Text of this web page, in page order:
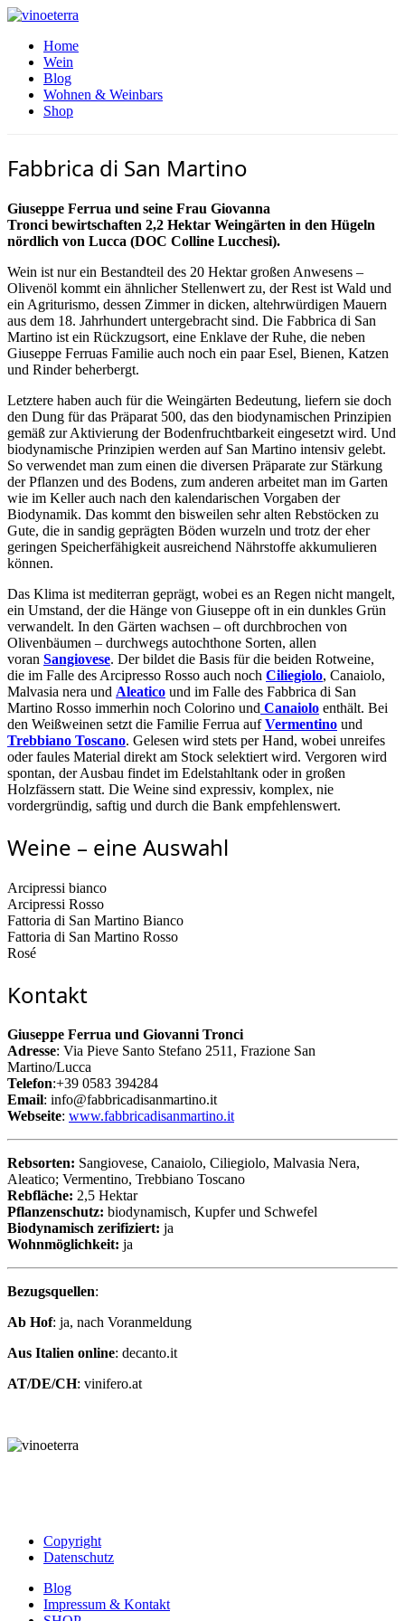
Home
Wein
Blog
Wohnen & Weinbars
Shop
Fabbrica di San Martino
Giuseppe Ferrua und seine Frau Giovanna
Tronci bewirtschaften 2,2 Hektar Weingärten in den Hügeln
nördlich von Lucca (DOC Colline Lucchesi).
Wein ist nur ein Bestandteil des 20 Hektar großen Anwesens –
Olivenöl kommt ein ähnlicher Stellenwert zu, der Rest ist Wald und
ein Agriturismo, dessen Zimmer in dicken, altehrwürdigen Mauern
aus dem 18. Jahrhundert untergebracht sind. Die Fabbrica di San
Martino ist ein Rückzugsort, eine Enklave der Ruhe, die neben
Giuseppe Ferruas Familie auch noch ein paar Esel, Bienen, Katzen
und Rinder beherbergt.
Letztere haben auch für die Weingärten Bedeutung, liefern sie doch
den Dung für das Präparat 500, das den biodynamischen Prinzipien
gemäß zur Aktivierung der Bodenfruchtbarkeit eingesetzt wird. Und
biodynamische Prinzipien werden auf San Martino intensiv gelebt.
So verwendet man zum einen die diversen Präparate zur Stärkung
der Pflanzen und des Bodens, zum anderen arbeitet man im Garten
wie im Keller auch nach den kalendarischen Vorgaben der
Biodynamik. Das kommt den bisweilen sehr alten Rebstöcken zu
Gute, die in sandig geprägten Böden wurzeln und trotz der eher
geringen Speicherfähigkeit ausreichend Nährstoffe akkumulieren
können.
Das Klima ist mediterran geprägt, wobei es an Regen nicht mangelt,
ein Umstand, der die Hänge von Giuseppe oft in ein dunkles Grün
verwandelt. In den Gärten wachsen – oft durchbrochen von
Olivenbäumen – durchwegs autochthone Sorten, allen
voran Sangiovese. Der bildet die Basis für die beiden Rotweine,
die im Falle des Arcipresso Rosso auch noch Ciliegiolo, Canaiolo,
Malvasia nera und Aleatico und im Falle des Fabbrica di San
Martino Rosso immerhin noch Colorino und Canaiolo enthält. Bei
den Weißweinen setzt die Familie Ferrua aufVermentino und
Trebbiano Toscano. Gelesen wird stets per Hand, wobei unreifes
oder faules Material direkt am Stock selektiert wird. Vergoren wird
spontan, der Ausbau findet im Edelstahltank oder in großen
Holzfässern statt. Die Weine sind expressiv, komplex, nie
vordergründig, saftig und durch die Bank empfehlenswert.
Weine – eine Auswahl
Arcipressi bianco
Arcipressi Rosso
Fattoria di San Martino Bianco
Fattoria di San Martino Rosso
Rosé
Kontakt
Giuseppe Ferrua und Giovanni Tronci
Adresse: Via Pieve Santo Stefano 2511, Frazione San
Martino/Lucca
Telefon:+39 0583 394284
Email: info@fabbricadisanmartino.it
Webseite: www.fabbricadisanmartino.it
Rebsorten: Sangiovese, Canaiolo, Ciliegiolo, Malvasia Nera,
Aleatico; Vermentino, Trebbiano Toscano
Rebfläche: 2,5 Hektar
Pflanzenschutz: biodynamisch, Kupfer und Schwefel
Biodynamisch zerifiziert: ja
Wohnmöglichkeit: ja
Bezugsquellen:
Ab Hof: ja, nach Voranmeldung
Aus Italien online: decanto.it
AT/DE/CH: vinifero.at
Copyright
Datenschutz
Blog
Impressum & Kontakt